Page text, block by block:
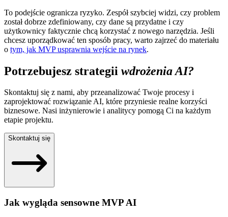
To podejście ogranicza ryzyko. Zespół szybciej widzi, czy problem
został dobrze zdefiniowany, czy dane są przydatne i czy
użytkownicy faktycznie chcą korzystać z nowego narzędzia. Jeśli
chcesz uporządkować ten sposób pracy, warto zajrzeć do materiału
o tym, jak MVP usprawnia wejście na rynek.
Potrzebujesz strategii wdrożenia AI?
Skontaktuj się z nami, aby przeanalizować Twoje procesy i
zaprojektować rozwiązanie AI, które przyniesie realne korzyści
biznesowe. Nasi inżynierowie i analitycy pomogą Ci na każdym
etapie projektu.
Skontaktuj się
Jak wygląda sensowne MVP AI